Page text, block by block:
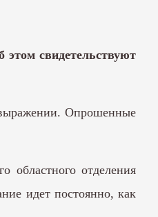
этом свидетельствуют
Опрошенные
областного отделения
идет постоянно, как